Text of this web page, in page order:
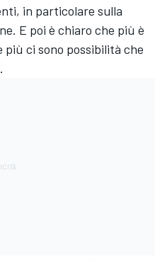
in particolare sulla
E poi è chiaro che più è
più ci sono possibilità che